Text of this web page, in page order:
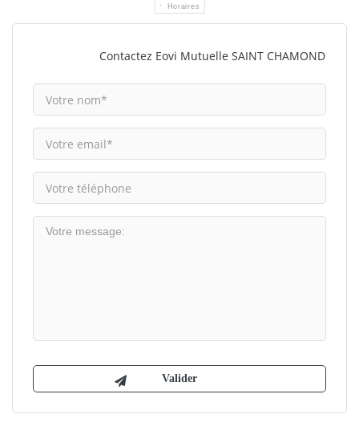
Horaires
Contactez Eovi Mutuelle SAINT CHAMOND